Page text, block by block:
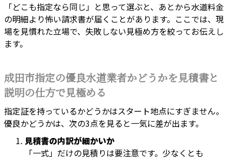
「どこも指定なら同じ」と思って選ぶと、あとから水道料金
の明細より怖い請求書が届くことがあります。ここでは、現
場を見慣れた立場で、失敗しない見極め方を絞ってお伝えし
ます。
成田市指定の優良水道業者かどうかを見積書と
説明の仕方で見極める
指定証を持っているかどうかはスタート地点にすぎません。
優良かどうかは、次の3点を見ると一気に差が出ます。
見積書の内訳が細かいか
「一式」だけの見積りは要注意です。少なくとも